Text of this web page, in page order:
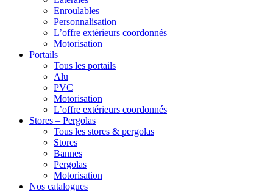
Enroulables
Personnalisation
L’offre extérieurs coordonnés
Motorisation
Portails
Tous les portails
Alu
PVC
Motorisation
L’offre extérieurs coordonnés
Stores – Pergolas
Tous les stores & pergolas
Stores
Bannes
Pergolas
Motorisation
Nos catalogues